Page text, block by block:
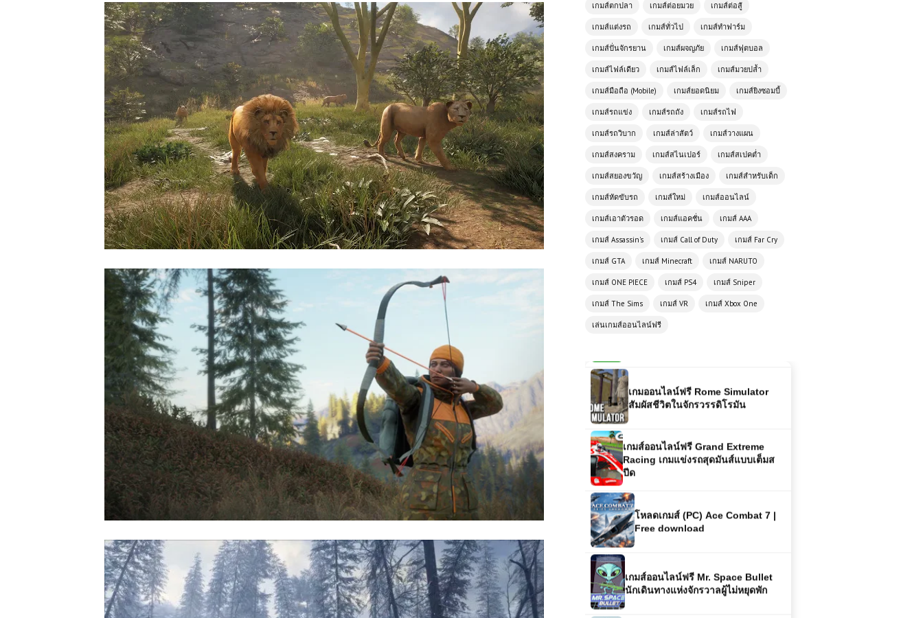
เกมส์ตกปลา เกมส์ต่อยมวย เกมส์ต่อสู้
เกมส์แต่งรถ เกมส์ทั่วไป เกมส์ทำฟาร์ม
เกมส์ปั่นจักรยาน เกมส์ผจญภัย เกมส์ฟุตบอล
เกมส์ไฟล์เดียว เกมส์ไฟล์เล็ก เกมส์มวยปล้ำ
เกมส์มือถือ (Mobile) เกมส์ยอดนิยม เกมส์ยิงซอมบี้
เกมส์รถแข่ง เกมส์รถถัง เกมส์รถไฟ
เกมส์รถวิบาก เกมส์ล่าสัตว์ เกมส์วางแผน
เกมส์สงคราม เกมส์สไนเปอร์ เกมส์สเปคต่ำ
เกมส์สยองขวัญ เกมส์สร้างเมือง เกมส์สำหรับเด็ก
เกมส์หัดขับรถ เกมส์ใหม่ เกมส์ออนไลน์
เกมส์เอาตัวรอด เกมส์แอคชั่น เกมส์ AAA
เกมส์ Assassin's เกมส์ Call of Duty เกมส์ Far Cry
เกมส์ GTA เกมส์ Minecraft เกมส์ NARUTO
เกมส์ ONE PIECE เกมส์ PS4 เกมส์ Sniper
เกมส์ The Sims เกมส์ VR เกมส์ Xbox One
เล่นเกมส์ออนไลน์ฟรี
สนุกไม่รู้จบกับเกมงูออนไลน์สุดคลาสสิก
เกมออนไลน์ Pokemon Monsters
Adventure – การผจญภัยในโลกโปเก
มอนสุดตื่นเต้น
เกมออนไลน์ฟรี Soccer Random แนว
ฟุตบอลสุดฮาที่ผสมผสานความบันเทิง
เกมออนไลน์ฟรี Rome Simulator
สัมผัสชีวิตในจักรวรรดิโรมัน
เกมส์ออนไลน์ฟรี Grand Extreme
Racing เกมแข่งรถสุดมันส์แบบเต็มส
ปีด
โหลดเกมส์ (PC) Ace Combat 7 |
Free download
เกมส์ออนไลน์ฟรี Mr. Space Bullet
นักเดินทางแห่งจักรวาลผู้ไม่หยุดพัก
เกมส์ออนไลน์ฟรี Monster Truck